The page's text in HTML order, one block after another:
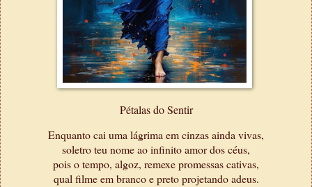
Pétalas do Sentir
Enquanto cai uma lágrima em cinzas ainda vivas,
soletro teu nome ao infinito amor dos céus,
pois o tempo, algoz, remexe promessas cativas,
qual filme em branco e preto projetando adeus.